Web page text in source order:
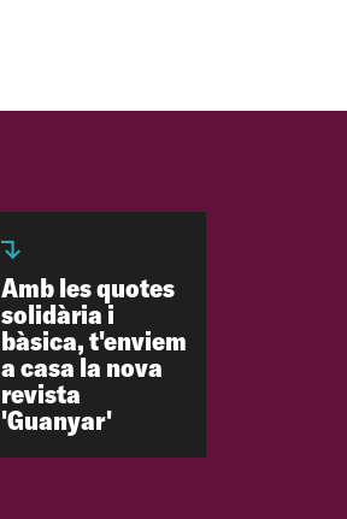
Amb les quotes
solidària i
bàsica, t'enviem
a casa la nova
revista
'Guanyar'